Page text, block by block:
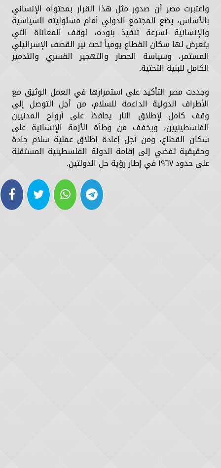
واعتبرت مصر أن صدور مثل هذا القرار بمحتواه الإنساني
بالأساس، يضع المجتمع الدولي أمام مسئوليته السياسية
والإنسانية لسرعة تنفيذ بنوده، لوقف المعاناة التي
يتعرض لها سكان القطاع يومياً تحت نير القصف الإسرائيلي
المستمر، وسياسة الحصار والتهجير القسري والتدمير
الكامل للبنية التحتية.
وجددت مصر التأكيد على استمرارها في العمل الوثيق مع
الأطراف الدولية الداعمة للسلام، من أجل التوصل إلى
وقف كامل لإطلاق النار يحافظ على أرواح المدنيين
الفلسطينيين، ويخفف من وطأة الأزمة الإنسانية على
سكان القطاع، ومن أجل إعادة إطلاق عملية سلام جادة
وحقيقية تفضي إلى إقامة الدولة الفلسطينية المستقلة
على حدود ١٩٦٧ في إطار رؤية حل الدولتين.